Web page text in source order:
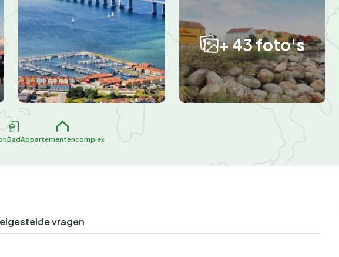
+ 43 foto's
BadAppartementencomplex
vragen